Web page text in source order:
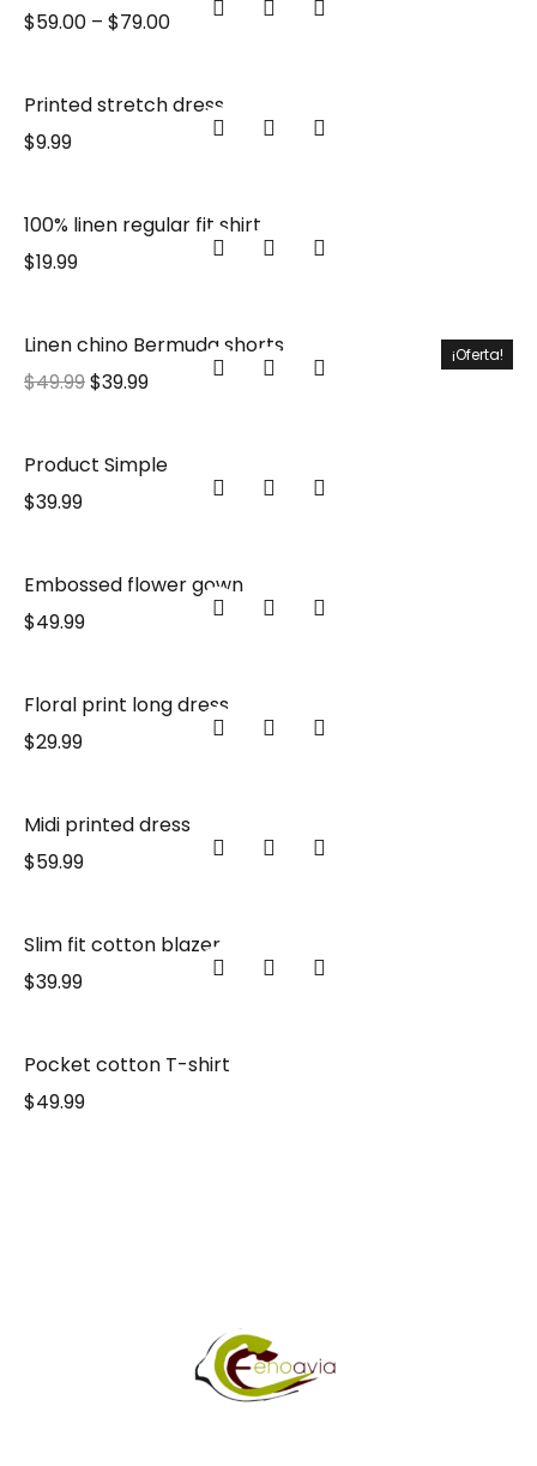
$59.00 – $79.00
Printed stretch dress
$9.99
100% linen regular fit shirt
$19.99
¡Oferta!
Linen chino Bermuda shorts
$49.99$39.99
Product Simple
$39.99
Embossed flower gown
$49.99
Floral print long dress
$29.99
Midi printed dress
$59.99
Slim fit cotton blazer
$39.99
Pocket cotton T-shirt
$49.99